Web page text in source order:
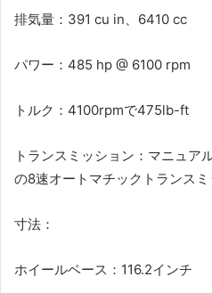
排気量：391 cu in、6410 cc
パワー：485 hp @ 6100 rpm
トルク：4100rpmで475lb-ft
トランスミッション：マニュア
の8速オートマチックトランス
寸法：
ホイールベース：116.2インチ